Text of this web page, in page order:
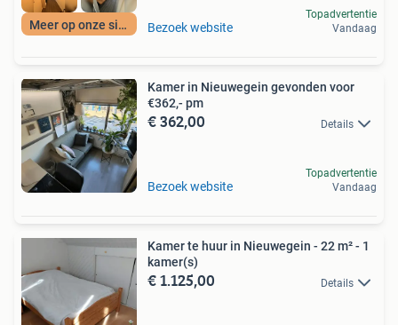
Meer op onze site Bezoek website
Topadvertentie
Vandaag
Kamer in Nieuwegein gevonden voor
€362,- pm
€ 362,00 Details
Bezoek website
Topadvertentie
Vandaag
Kamer te huur in Nieuwegein - 22 m² - 1
kamer(s)
€ 1.125,00 Details